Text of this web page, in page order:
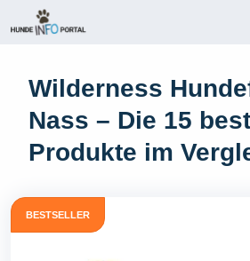
Inhalt
Wilderness
Nass – Die 15
Produkte im
BESTSELLER